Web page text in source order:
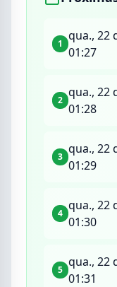
1
qua., 22
01:27
2
qua., 22
01:28
3
qua., 22
01:29
4
qua., 22
01:30
5
qua., 22
01:31